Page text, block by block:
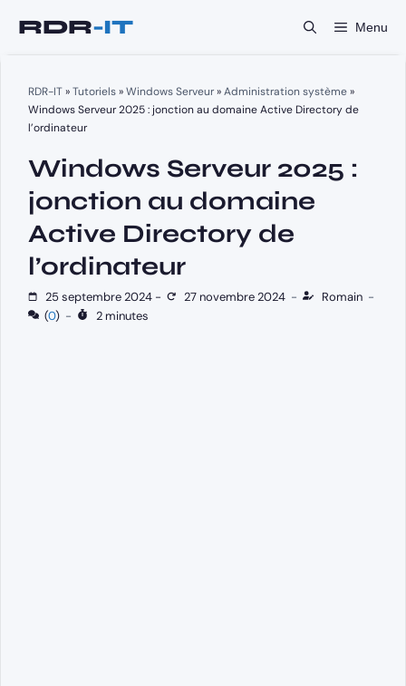
Menu
RDR-IT»Tutoriels»Windows Serveur»Administration système»
Windows Serveur 2025 : jonction au domaine Active Directory de
l’ordinateur
Windows Serveur 2025 :
jonction au domaine
Active Directory de
l’ordinateur
25 septembre 2024 - 27 novembre 2024 - Romain -
(0) - 2 minutes